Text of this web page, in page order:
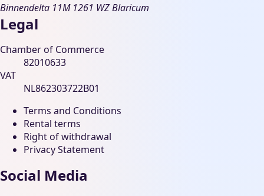
Binnendelta 11M 1261 WZ Blaricum
Legal
Chamber of Commerce
82010633
VAT
NL862303722B01
Terms and Conditions
Rental terms
Right of withdrawal
Privacy Statement
Social Media